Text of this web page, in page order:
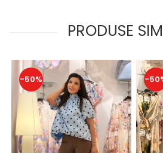
PRODUSE
-50% -